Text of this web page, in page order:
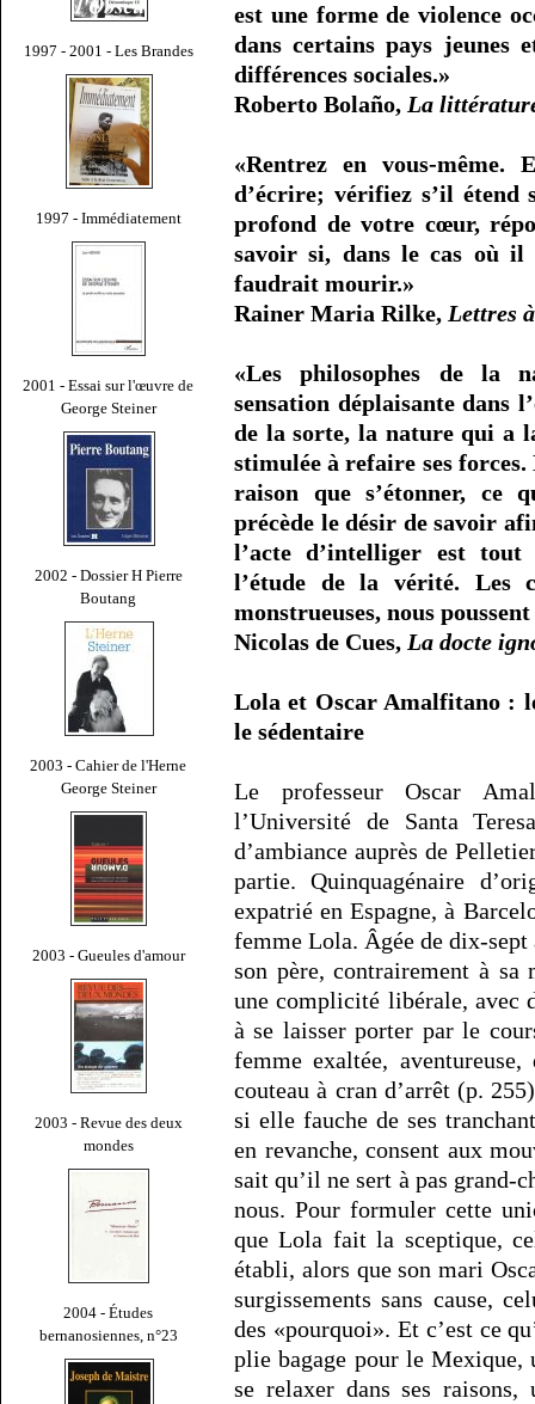
1997 - 2001 - Les Brandes
1997 - Immédiatement
2001 - Essai sur l'œuvre de
George Steiner
2002 - Dossier H Pierre
Boutang
2003 - Cahier de l'Herne
George Steiner
2003 - Gueules d'amour
2003 - Revue des deux
mondes
2004 - Études
bernanosiennes, n°23
est une forme de violence
dans certains pays jeunes
différences sociales.»
Roberto Bolaño, La
«Rentrez en vous-
d’écrire; vérifiez s’il étend
profond de votre cœur,
savoir si, dans le cas où il
faudrait mourir.»
Rainer Maria Rilke, Lettres
«Les philosophes de la
sensation déplaisante dans
de la sorte, la nature qui a
stimulée à refaire ses
raison que s’étonner, ce
précède le désir de savoir
l’acte d’intelliger est
l’étude de la vérité. Les
monstrueuses, nous
Nicolas de Cues, La docte
Lola et Oscar Amalfitano :
le sédentaire
Le professeur Oscar
l’Université de Santa
d’ambiance auprès de
partie. Quinquagénaire
expatrié en Espagne, à
femme Lola. Âgée de dix-sept
son père, contrairement à
une complicité libérale, avec
à se laisser porter par le
femme exaltée,
couteau à cran d’arrêt (p.
si elle fauche de ses
en revanche, consent aux
sait qu’il ne sert à pas grand-
nous. Pour formuler cette
que Lola fait la sceptique,
établi, alors que son mari
surgissements sans cause,
des «pourquoi». Et c’est ce
plie bagage pour le
se relaxer dans ses